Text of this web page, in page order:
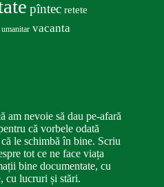
pîntec retete
umanitar vacanta
am nevoie să dau pe-afară
că vorbele odată
le schimbă în bine. Scriu
tot ce ne face viața
bine documentate, cu
cu lucruri și stări.